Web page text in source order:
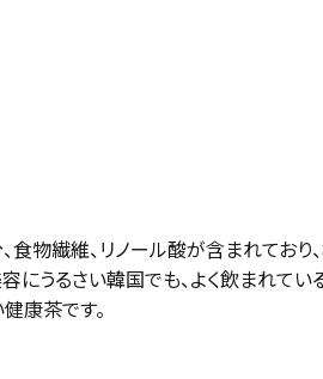
食物繊維、リノール酸が含まれており
にうるさい韓国でも、よく飲まれてい
康茶です。